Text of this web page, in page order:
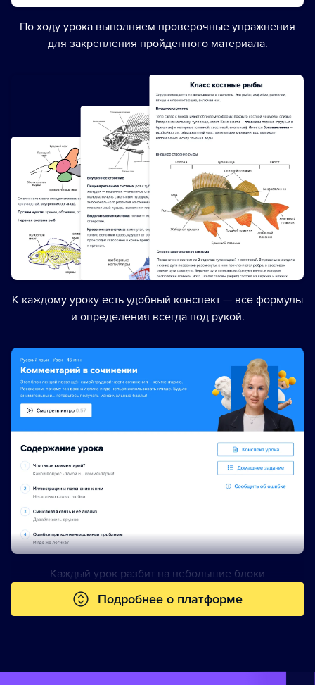
По ходу урока выполняем проверочные упражнения
для закрепления пройденного материала.
К каждому уроку есть удобный конспект — все формулы
и определения всегда под рукой.
Каждый урок разбит на небольшие блоки
Подробнее о платформе